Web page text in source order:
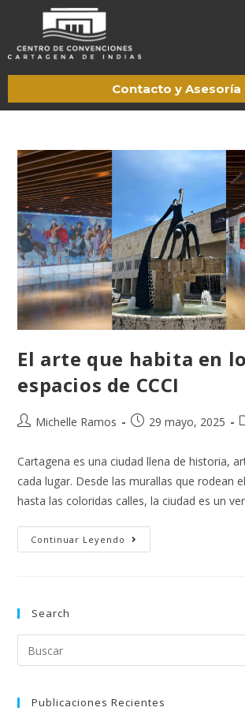
Contacto y Asesoría
El arte que habita en
espacios de CCCI
Michelle Ramos 29 mayo, 2025
Cartagena es una ciudad llena de historia,
cada lugar. Desde las murallas que rodean
hasta las coloridas calles, la ciudad es un
Continuar Leyendo
Search
Publicaciones Recientes